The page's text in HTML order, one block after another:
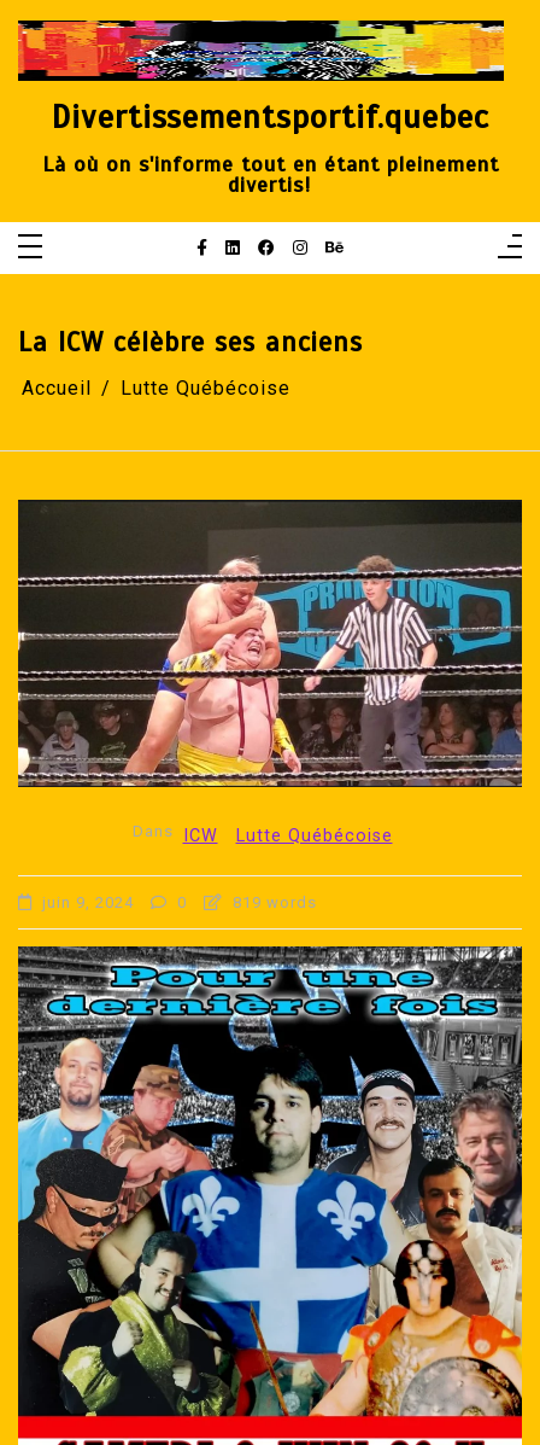
contenu
Divertissementsportif.quebec
Là où on s'informe tout en étant pleinement
divertis!
La ICW célèbre ses anciens
Accueil Lutte Québécoise
Dans ICW Lutte Québécoise
juin 9, 2024 0 819 words